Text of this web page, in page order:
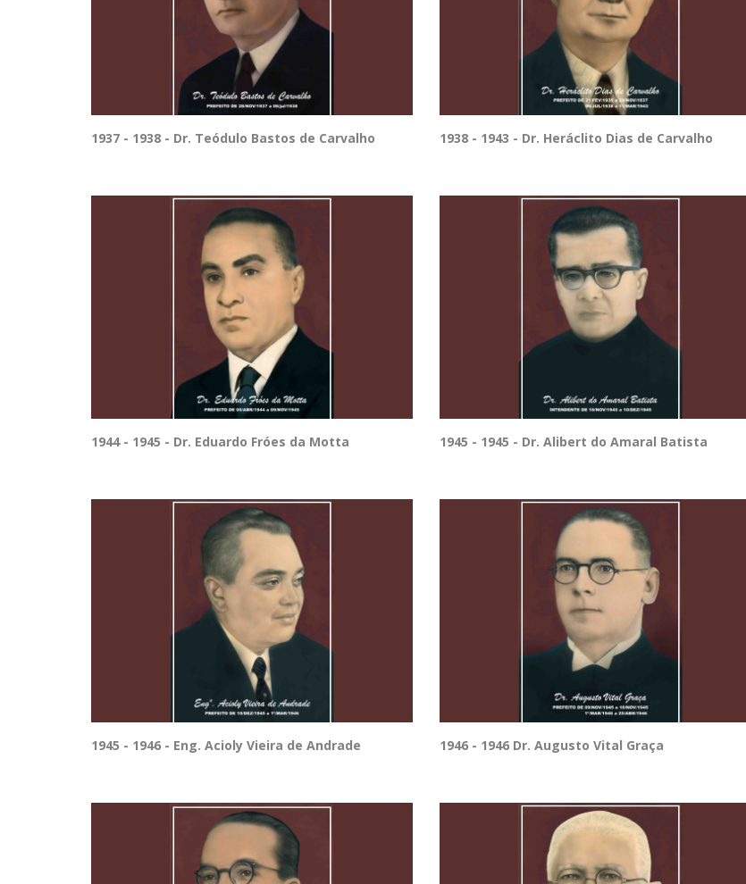
1937 - 1938 - Dr. Teódulo Bastos de Carvalho 1938 - 1943 - Dr. Heráclito Dias de Carvalho
1944 - 1945 - Dr. Eduardo Fróes da Motta 1945 - 1945 - Dr. Alibert do Amaral Batista
1945 - 1946 - Eng. Acioly Vieira de Andrade 1946 - 1946 Dr. Augusto Vital Graça